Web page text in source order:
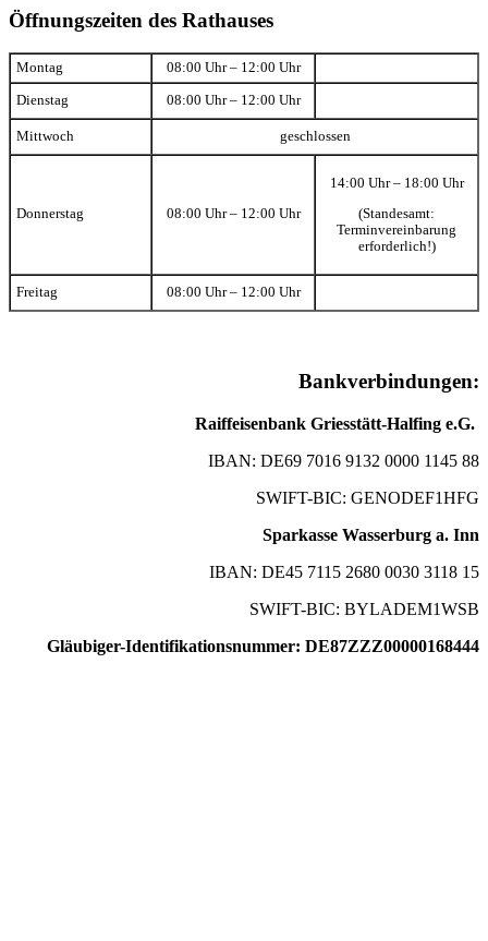
Öffnungszeiten des Rathauses
Montag 08:00 Uhr – 12:00 Uhr
Dienstag 08:00 Uhr – 12:00 Uhr
Mittwoch geschlossen
Donnerstag 08:00 Uhr – 12:00 Uhr
14:00 Uhr – 18:00 Uhr
(Standesamt:
Terminvereinbarung
erforderlich!)
Freitag 08:00 Uhr – 12:00 Uhr
Bankverbindungen:
Raiffeisenbank Griesstätt-Halfing e.G.
IBAN: DE69 7016 9132 0000 1145 88
SWIFT-BIC: GENODEF1HFG
Sparkasse Wasserburg a. Inn
IBAN: DE45 7115 2680 0030 3118 15
SWIFT-BIC: BYLADEM1WSB
Gläubiger-Identifikationsnummer: DE87ZZZ00000168444